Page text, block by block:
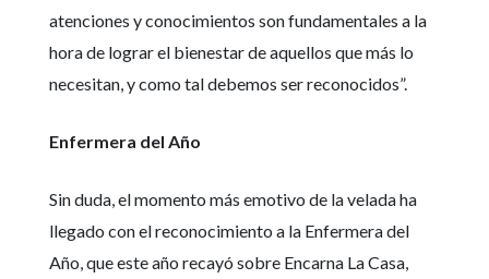
atenciones y conocimientos son fundamentales a la
hora de lograr el bienestar de aquellos que más lo
necesitan, y como tal debemos ser reconocidos”.
Enfermera del Año
Sin duda, el momento más emotivo de la velada ha
llegado con el reconocimiento a la Enfermera del
Año, que este año recayó sobre Encarna La Casa,